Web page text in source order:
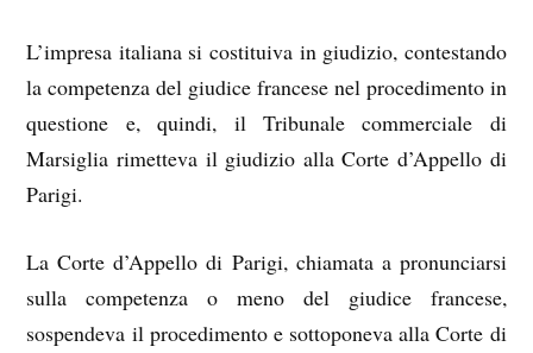
L’impresa italiana si costituiva in giudizio, contestando
la competenza del giudice francese nel procedimento in
questione e, quindi, il Tribunale commerciale di
Marsiglia rimetteva il giudizio alla Corte d’Appello di
Parigi.
La Corte d’Appello di Parigi, chiamata a pronunciarsi
sulla competenza o meno del giudice francese,
sospendeva il procedimento e sottoponeva alla Corte di